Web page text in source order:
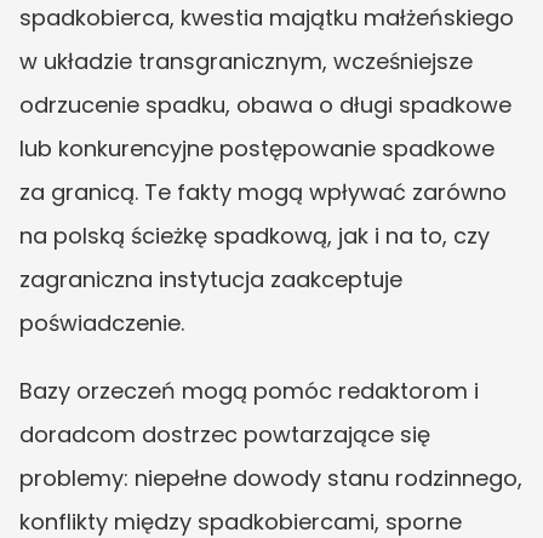
spadkobierca, kwestia majątku małżeńskiego
w układzie transgranicznym, wcześniejsze
odrzucenie spadku, obawa o długi spadkowe
lub konkurencyjne postępowanie spadkowe
za granicą. Te fakty mogą wpływać zarówno
na polską ścieżkę spadkową, jak i na to, czy
zagraniczna instytucja zaakceptuje
poświadczenie.
Bazy orzeczeń mogą pomóc redaktorom i
doradcom dostrzec powtarzające się
problemy: niepełne dowody stanu rodzinnego,
konflikty między spadkobiercami, sporne